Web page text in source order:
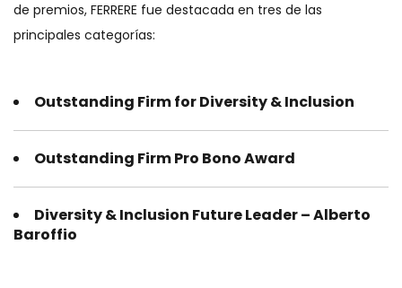
de premios, FERRERE fue destacada en tres de las
principales categorías:
Outstanding Firm for Diversity & Inclusion
Outstanding Firm Pro Bono Award
Diversity & Inclusion Future Leader – Alberto
Baroffio